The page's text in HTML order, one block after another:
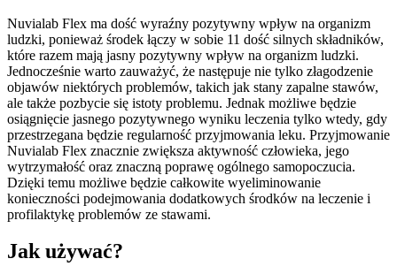
Nuvialab Flex ma dość wyraźny pozytywny wpływ na organizm
ludzki, ponieważ środek łączy w sobie 11 dość silnych składników,
które razem mają jasny pozytywny wpływ na organizm ludzki.
Jednocześnie warto zauważyć, że następuje nie tylko złagodzenie
objawów niektórych problemów, takich jak stany zapalne stawów,
ale także pozbycie się istoty problemu. Jednak możliwe będzie
osiągnięcie jasnego pozytywnego wyniku leczenia tylko wtedy, gdy
przestrzegana będzie regularność przyjmowania leku. Przyjmowanie
Nuvialab Flex znacznie zwiększa aktywność człowieka, jego
wytrzymałość oraz znaczną poprawę ogólnego samopoczucia.
Dzięki temu możliwe będzie całkowite wyeliminowanie
konieczności podejmowania dodatkowych środków na leczenie i
profilaktykę problemów ze stawami.
Jak używać?